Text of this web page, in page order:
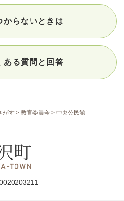
がす > 教育委員会 > 中央公民館
からないときは
ある質問と回答